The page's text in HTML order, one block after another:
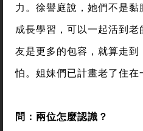
力。徐譽庭說，她們不是
成長學習，可以一起活到
友是更多的包容，就算走
怕。姐妹們已計畫老了住在
問：兩位怎麼認識？